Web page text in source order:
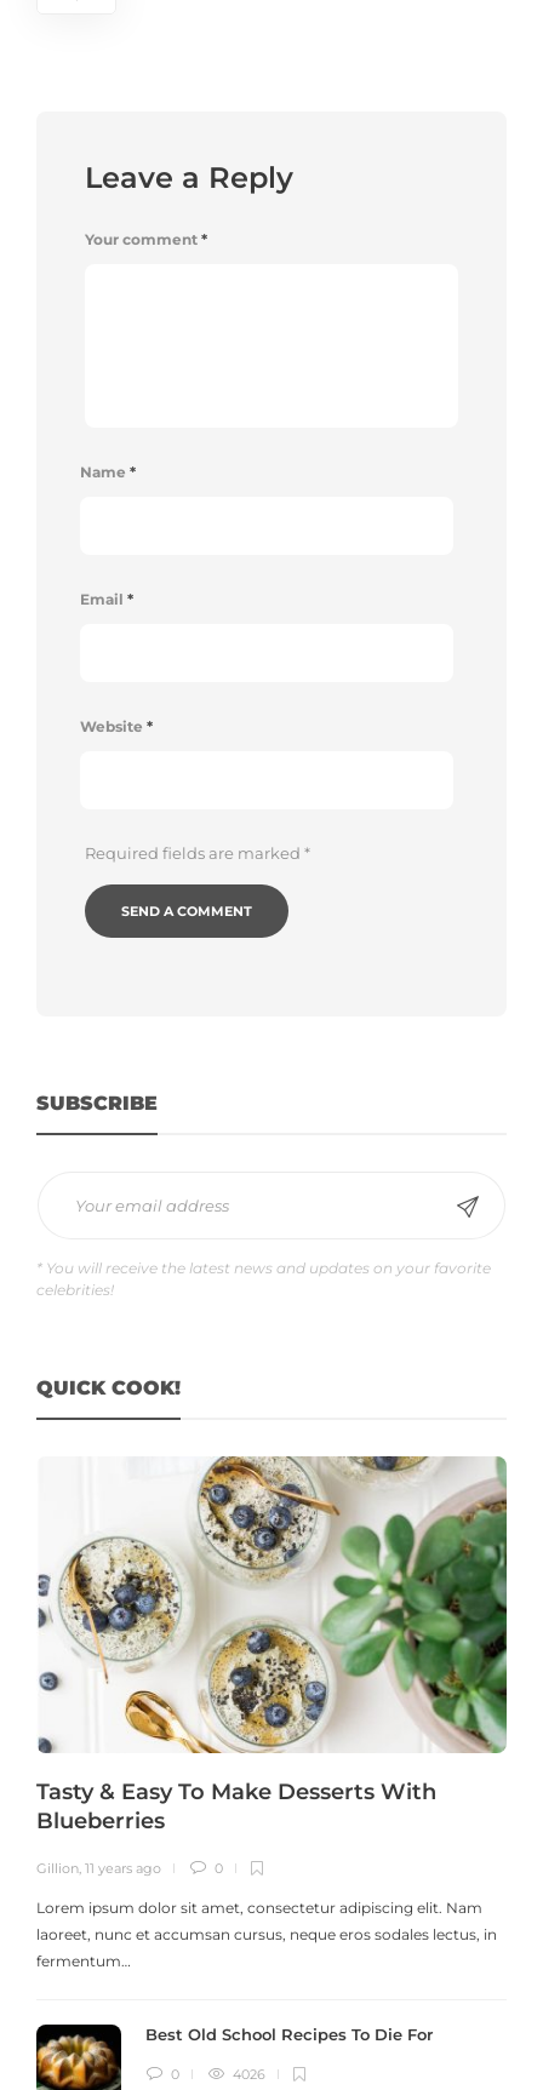
Leave a Reply
Your comment *
Name *
Email *
Website *
Required fields are marked *
SUBSCRIBE
* You will receive the latest news and updates on your favorite
celebrities!
QUICK COOK!
Tasty & Easy To Make Desserts With
Blueberries
Gillion 11 years ago 0
Lorem ipsum dolor sit amet, consectetur adipiscing elit. Nam
laoreet, nunc et accumsan cursus, neque eros sodales lectus, in
fermentum…
Best Old School Recipes To Die For
0 4026